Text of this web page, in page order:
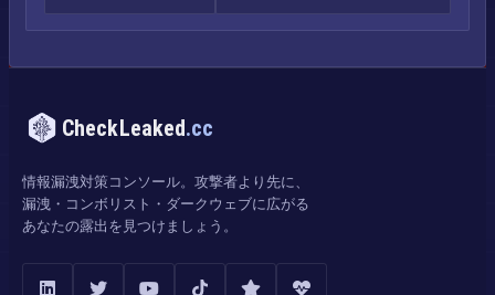
CheckLeaked.cc
情報漏洩対策コンソール。攻撃者より先に、
漏洩・コンボリスト・ダークウェブに広がる
あなたの露出を見つけましょう。